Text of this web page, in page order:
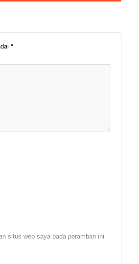
*
situs web saya pada peramban ini